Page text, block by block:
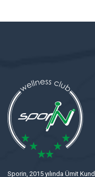
Sporin, 2015 yılında Ümit